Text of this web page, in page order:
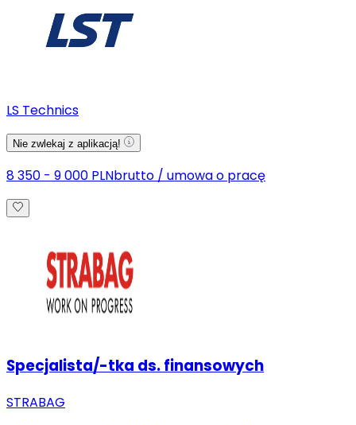
LS Technics
Nie zwlekaj z aplikacją!
8 350 - 9 000 PLNbrutto / umowa o pracę
Specjalista/-tka ds. finansowych
STRABAG